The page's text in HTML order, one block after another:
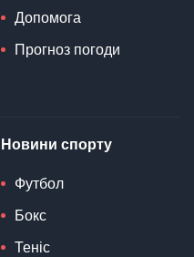
Допомога
Прогноз погоди
Новини спорту
Футбол
Бокс
Теніс